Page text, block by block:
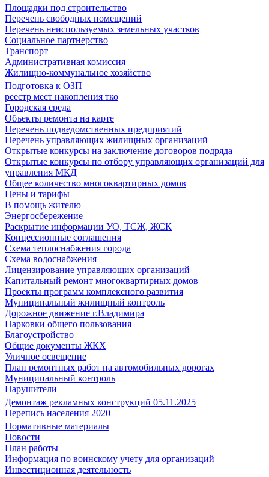
Площадки под строительство
Перечень свободных помещений
Перечень неиспользуемых земельных участков
Социальное партнерство
Транспорт
Административная комиссия
Жилищно-коммунальное хозяйство
Подготовка к ОЗП
реестр мест накопления тко
Городская среда
Объекты ремонта на карте
Перечень подведомственных предприятий
Перечень управляющих жилищных организаций
Открытые конкурсы на заключение договоров подряда
Открытые конкурсы по отбору управляющих организаций для
управления МКД
Общее количество многоквартирных домов
Цены и тарифы
В помощь жителю
Энергосбережение
Раскрытие информации УО, ТСЖ, ЖСК
Концессионные соглашения
Схема теплоснабжения города
Схема водоснабжения
Лицензирование управляющих организаций
Капитальный ремонт многоквартирных домов
Проекты программ комплексного развития
Муниципальный жилищный контроль
Дорожное движение г.Владимира
Парковки общего пользования
Благоустройство
Общие документы ЖКХ
Уличное освещение
План ремонтных работ на автомобильных дорогах
Муниципальный контроль
Нарушители
Демонтаж рекламных конструкций 05.11.2025
Перепись населения 2020
Нормативные материалы
Новости
План работы
Информация по воинскому учету для организаций
Инвестиционная деятельность